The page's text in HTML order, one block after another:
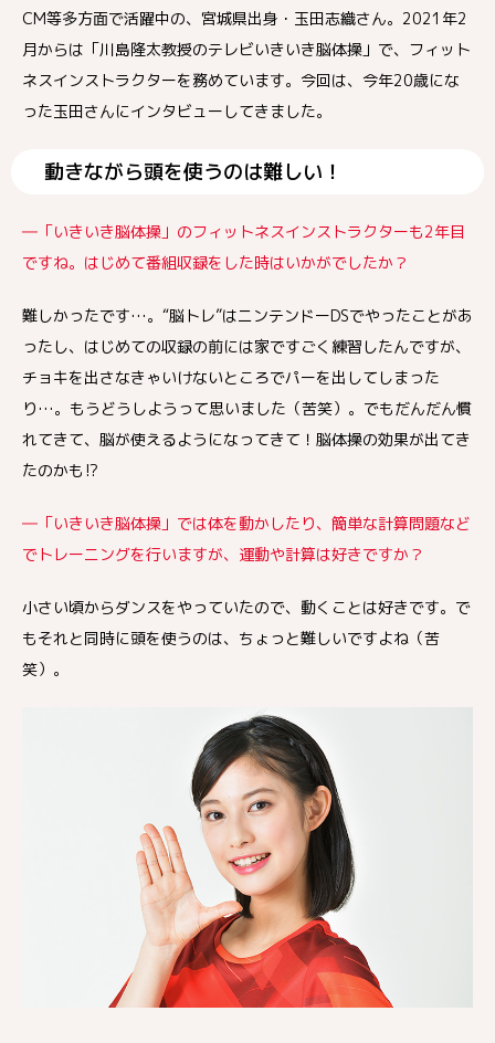
CM等多方面で活躍中の、宮城県出身・玉田志織さん。2021年2
月からは「川島隆太教授のテレビいきいき脳体操」で、フィット
ネスインストラクターを務めています。今回は、今年20歳にな
った玉田さんにインタビューしてきました。
動きながら頭を使うのは難しい！
―「いきいき脳体操」のフィットネスインストラクターも2年目
ですね。はじめて番組収録をした時はいかがでしたか？
難しかったです…。“脳トレ”はニンテンドーDSでやったことがあ
ったし、はじめての収録の前には家ですごく練習したんですが、
チョキを出さなきゃいけないところでパーを出してしまった
り…。もうどうしようって思いました（苦笑）。でもだんだん慣
れてきて、脳が使えるようになってきて！脳体操の効果が出てき
たのかも⁉
―「いきいき脳体操」では体を動かしたり、簡単な計算問題など
でトレーニングを行いますが、運動や計算は好きですか？
小さい頃からダンスをやっていたので、動くことは好きです。で
もそれと同時に頭を使うのは、ちょっと難しいですよね（苦
笑）。